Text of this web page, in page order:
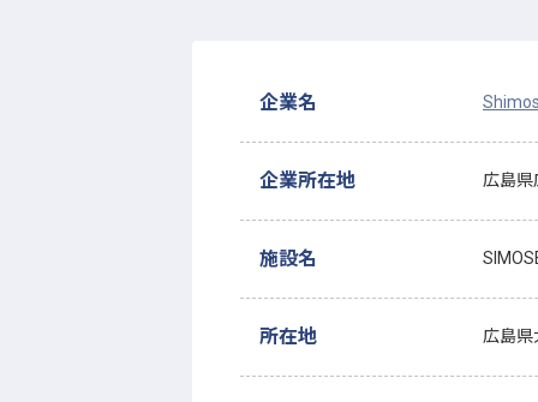
企業名
企業所在地 広島
施設名
所在地 広島